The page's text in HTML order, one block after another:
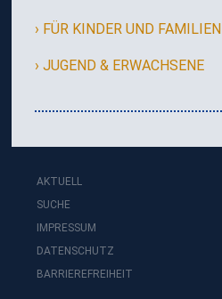
FÜR KINDER UND FAMILIEN
JUGEND & ERWACHSENE
AKTUELL
SUCHE
IMPRESSUM
DATENSCHUTZ
BARRIEREFREIHEIT